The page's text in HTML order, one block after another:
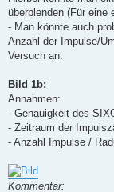
überblenden (Für eine
- Man könnte auch
Anzahl der Impulse/
Versuch an.
Bild 1b:
Annahmen:
- Genauigkeit des
- Zeitraum der
- Anzahl Impulse /
Kommentar: